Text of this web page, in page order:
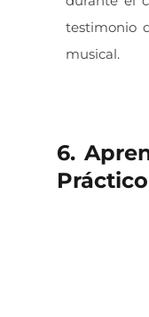
testimonio
musical.
6.
Práctico